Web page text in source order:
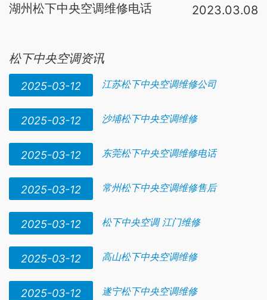
湖州松下中央空调维修电话 2023.03.08
松下中央空调资讯
2025-03-12 江苏松下中央空调维修公司
2025-03-12 沙埔松下中央空调维修
2025-03-12 东莞松下中央空调维修电话
2025-03-12 常州松下中央空调维修售后
2025-03-12 松下中央空调 江门维修
2025-03-12 高山松下中央空调维修
2025-03-12 遂宁松下中央空调维修